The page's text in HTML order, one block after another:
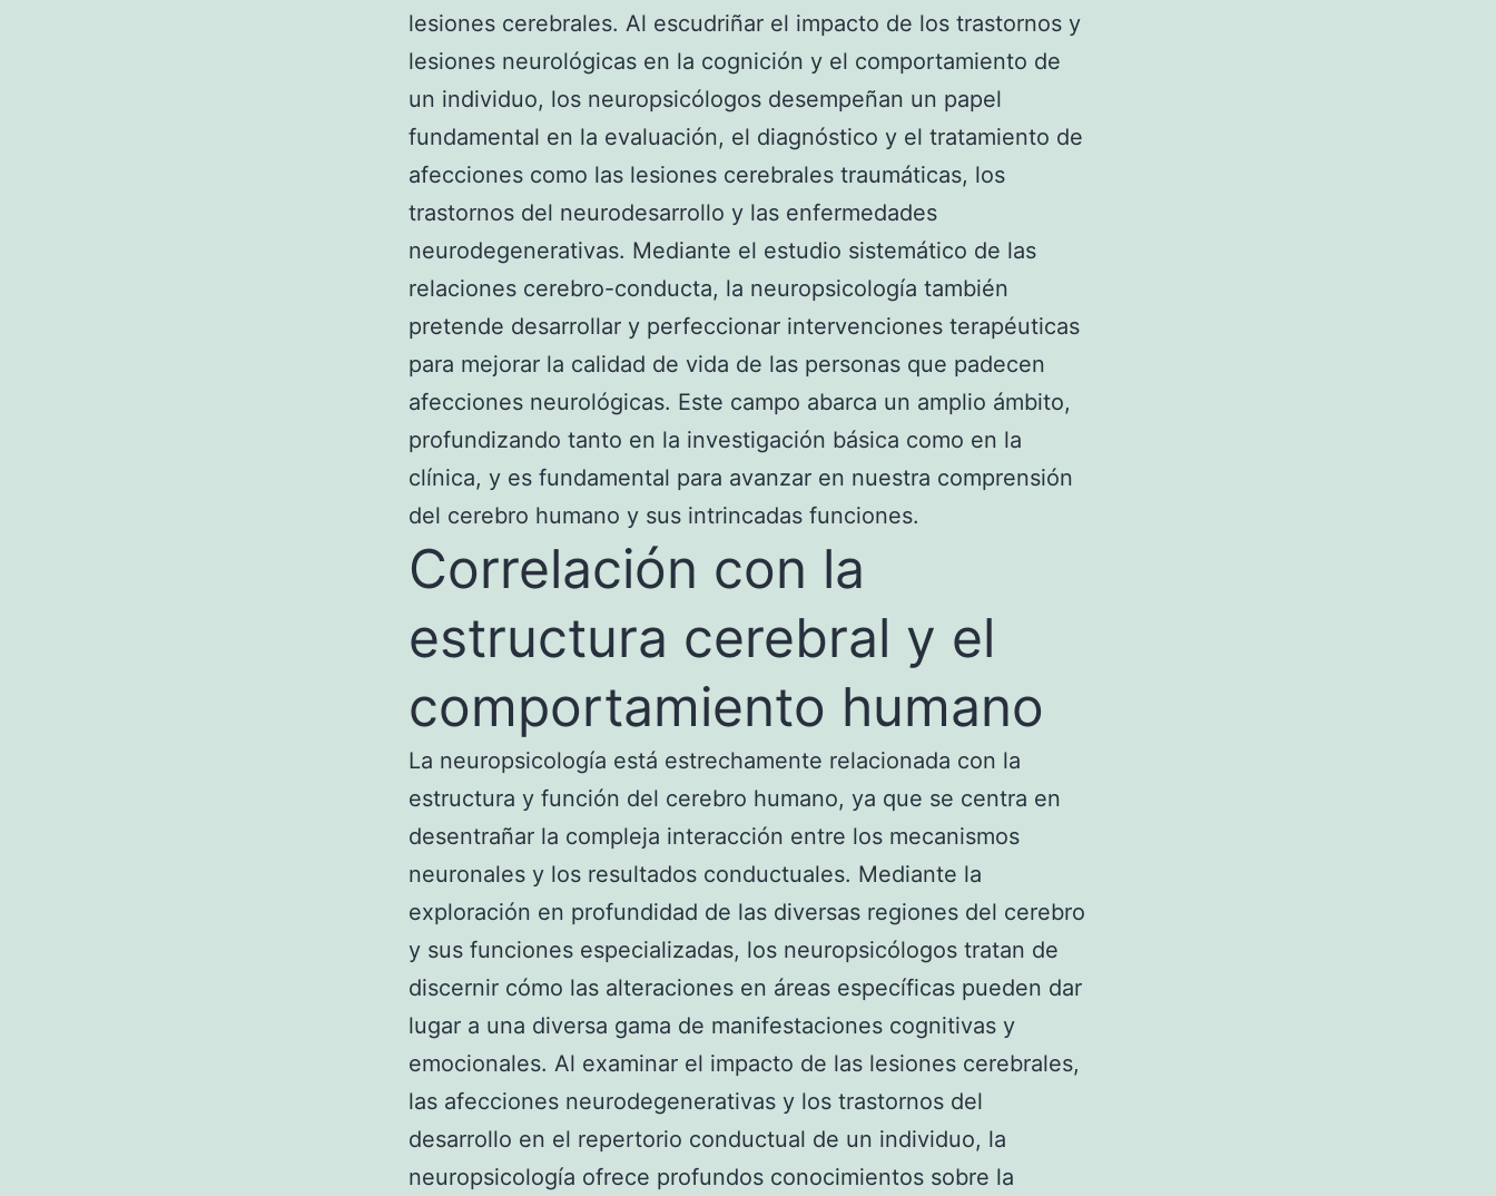
lesiones cerebrales. Al escudriñar el impacto de los trastornos y
lesiones neurológicas en la cognición y el comportamiento de
un individuo, los neuropsicólogos desempeñan un papel
fundamental en la evaluación, el diagnóstico y el tratamiento de
afecciones como las lesiones cerebrales traumáticas, los
trastornos del neurodesarrollo y las enfermedades
neurodegenerativas. Mediante el estudio sistemático de las
relaciones cerebro-conducta, la neuropsicología también
pretende desarrollar y perfeccionar intervenciones terapéuticas
para mejorar la calidad de vida de las personas que padecen
afecciones neurológicas. Este campo abarca un amplio ámbito,
profundizando tanto en la investigación básica como en la
clínica, y es fundamental para avanzar en nuestra comprensión
del cerebro humano y sus intrincadas funciones.
Correlación con la
estructura cerebral y el
comportamiento humano
La neuropsicología está estrechamente relacionada con la
estructura y función del cerebro humano, ya que se centra en
desentrañar la compleja interacción entre los mecanismos
neuronales y los resultados conductuales. Mediante la
exploración en profundidad de las diversas regiones del cerebro
y sus funciones especializadas, los neuropsicólogos tratan de
discernir cómo las alteraciones en áreas específicas pueden dar
lugar a una diversa gama de manifestaciones cognitivas y
emocionales. Al examinar el impacto de las lesiones cerebrales,
las afecciones neurodegenerativas y los trastornos del
desarrollo en el repertorio conductual de un individuo, la
neuropsicología ofrece profundos conocimientos sobre la